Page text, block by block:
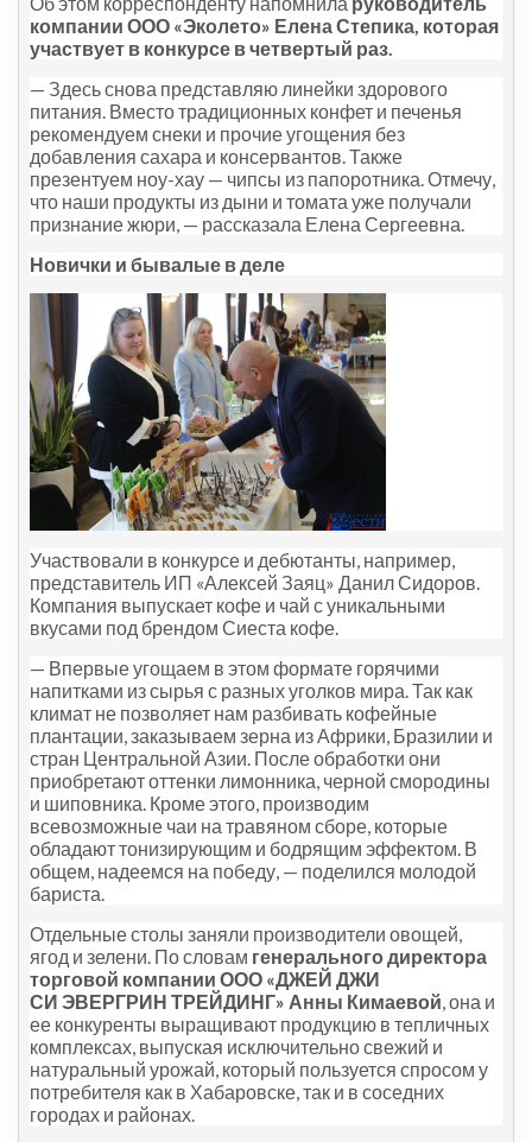
компании ООО «Эколето» Елена Степика, которая
участвует в конкурсе в четвертый раз.
— Здесь снова представляю линейки здорового
питания. Вместо традиционных конфет и печенья
рекомендуем снеки и прочие угощения без
добавления сахара и консервантов. Также
презентуем ноу-хау — чипсы из папоротника. Отмечу,
что наши продукты из дыни и томата уже получали
признание жюри, — рассказала Елена Сергеевна.
Новички и бывалые в деле
Участвовали в конкурсе и дебютанты, например,
представитель ИП «Алексей Заяц» Данил Сидоров.
Компания выпускает кофе и чай с уникальными
вкусами под брендом Сиеста кофе.
— Впервые угощаем в этом формате горячими
напитками из сырья с разных уголков мира. Так как
климат не позволяет нам разбивать кофейные
плантации, заказываем зерна из Африки, Бразилии и
стран Центральной Азии. После обработки они
приобретают оттенки лимонника, черной смородины
и шиповника. Кроме этого, производим
всевозможные чаи на травяном сборе, которые
обладают тонизирующим и бодрящим эффектом. В
общем, надеемся на победу, — поделился молодой
бариста.
Отдельные столы заняли производители овощей,
ягод и зелени. По словам генерального директора
торговой компании ООО «ДЖЕЙ ДЖИ
СИ ЭВЕРГРИН ТРЕЙДИНГ» Анны Кимаевой, она и
ее конкуренты выращивают продукцию в тепличных
комплексах, выпуская исключительно свежий и
натуральный урожай, который пользуется спросом у
потребителя как в Хабаровске, так и в соседних
городах и районах.